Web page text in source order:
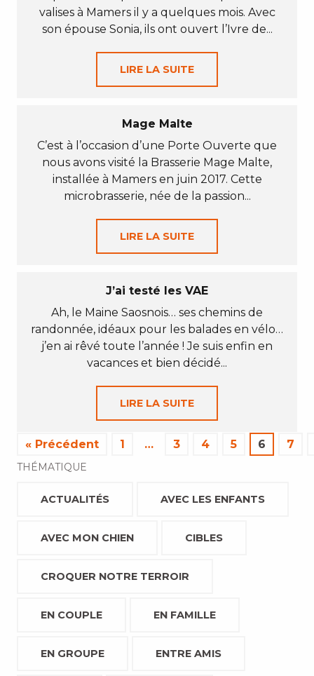
valises à Mamers il y a quelques mois. Avec
son épouse Sonia, ils ont ouvert l’Ivre de...
LIRE LA SUITE
Mage Malte
C’est à l’occasion d’une Porte Ouverte que
nous avons visité la Brasserie Mage Malte,
installée à Mamers en juin 2017. Cette
microbrasserie, née de la passion...
LIRE LA SUITE
J’ai testé les VAE
Ah, le Maine Saosnois… ses chemins de
randonnée, idéaux pour les balades en vélo…
j’en ai rêvé toute l’année ! Je suis enfin en
vacances et bien décidé...
LIRE LA SUITE
« Précédent 1 … 3 4 5 6 7
THÉMATIQUE
ACTUALITÉS AVEC LES ENFANTS
AVEC MON CHIEN CIBLES
CROQUER NOTRE TERROIR
EN COUPLE EN FAMILLE
EN GROUPE ENTRE AMIS